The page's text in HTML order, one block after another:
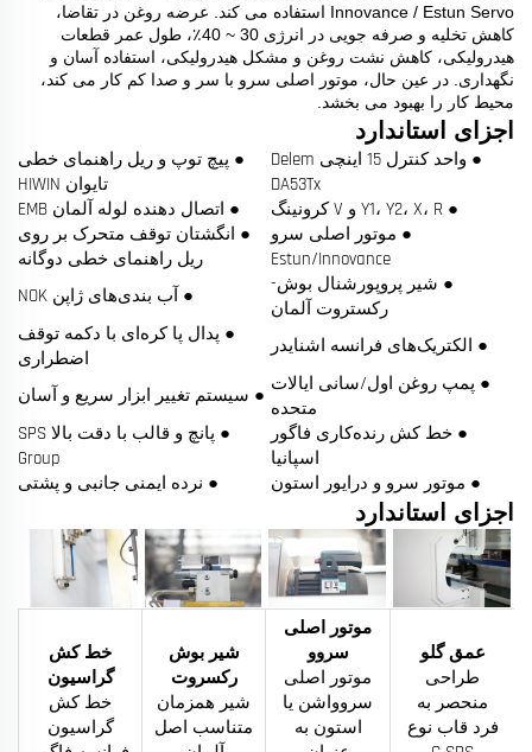
Innovance / Estun Servo استفاده می کند. عرضه روغن در تقاضا،
کاهش تخلیه و صرفه جویی در انرژی 30 ~ 40٪، طول عمر قطعات
هیدرولیکی، کاهش نشت روغن و مشکل هیدرولیکی، استفاده آسان و
نگهداری. در عین حال، موتور اصلی سرو با سر و صدا کم کار می کند،
محیط کار را بهبود می بخشد.
اجزای استاندارد
● واحد کنترل 15 اینچی Delem
DA53Tx
● پیچ توپ و ریل راهنمای خطی
تایوان HIWIN
● Y1، Y2، X، R و V کرونینگ
● اتصال دهنده لوله آلمان EMB
● موتور اصلی سرو
Estun/Innovance
● انگشتان توقف متحرک بر روی
ریل راهنمای خطی دوگانه
● شیر پروپورشنال بوش-
رکستروت آلمان
● آب بندی‌های ژاپن NOK
● الکتریک‌های فرانسه اشنایدر
● پدال پا کره‌ای با دکمه توقف
اضطراری
● پمپ روغن اول/سانی ایالات
متحده
● سیستم تغییر ابزار سریع و آسان
● خط کش رنده‌کاری فاگور
اسپانیا
● پانچ و قالب با دقت بالا SPS
Group
● موتور سرو و درایور استون
● نرده ایمنی جانبی و پشتی
اجزای استاندارد
عمق گلو
طراحی
منحصر به
فرد قاب نوع
موتور اصلی
سروو
موتور اصلی
سروواشن یا
استون به
شیر بوش
رکسروت
شیر همزمان
متناسب اصل
خط کش
گراسیون
خط کش
گراسیون